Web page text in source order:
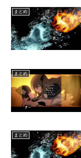
まとめ
まとめ
まとめ